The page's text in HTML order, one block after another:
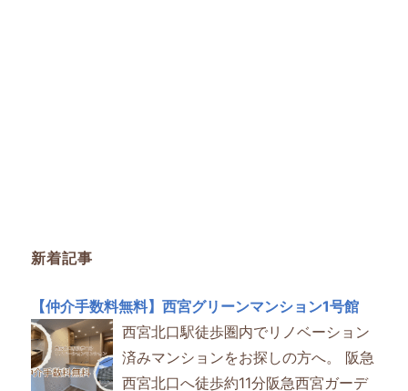
新着記事
【仲介手数料無料】西宮グリーンマンション1号館
西宮北口駅徒歩圏内でリノベーション
済みマンションをお探しの方へ。 阪急
西宮北口へ徒歩約11分阪急西宮ガーデ